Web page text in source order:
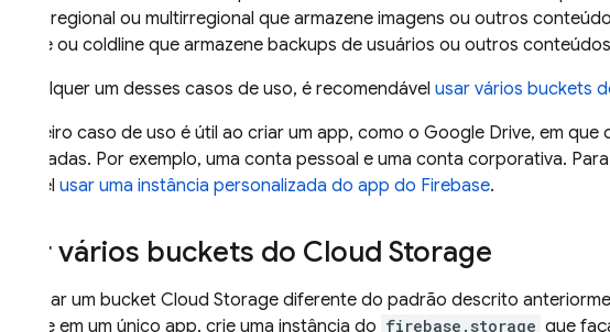
bucket regional ou multirregional que armazene imagens ou outros
nearline ou coldline que armazene backups de usuários ou outros
Em qualquer um desses casos de uso, é recomendável usar vários buckets
O terceiro caso de uso é útil ao criar um app, como o Google Drive, em
conectadas. Por exemplo, uma conta pessoal e uma conta corporativa.
possível usar uma instância personalizada do app do Firebase.
Usar vários buckets do Cloud Storage
Para usar um bucket Cloud Storage diferente do padrão descrito
Storage em um único app, crie uma instância do firebase.storage que